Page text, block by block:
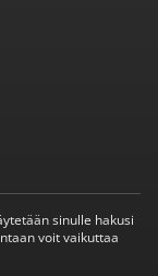
sinulle hakusi
voit vaikuttaa